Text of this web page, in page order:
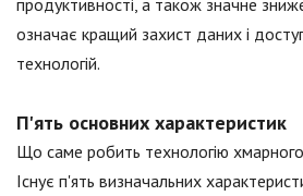
означає кращий захист даних і
технологій.
П'ять основних характеристик
Що саме робить технологію
Існує п'ять визначальних